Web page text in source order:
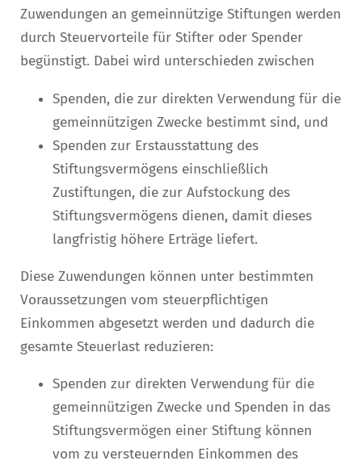
Zuwendungen an gemeinnützige Stiftungen werden
durch Steuervorteile für Stifter oder Spender
begünstigt. Dabei wird unterschieden zwischen
Spenden, die zur direkten Verwendung für die
gemeinnützigen Zwecke bestimmt sind, und
Spenden zur Erstausstattung des
Stiftungsvermögens einschließlich
Zustiftungen, die zur Aufstockung des
Stiftungsvermögens dienen, damit dieses
langfristig höhere Erträge liefert.
Diese Zuwendungen können unter bestimmten
Voraussetzungen vom steuerpflichtigen
Einkommen abgesetzt werden und dadurch die
gesamte Steuerlast reduzieren:
Spenden zur direkten Verwendung für die
gemeinnützigen Zwecke und Spenden in das
Stiftungsvermögen einer Stiftung können
vom zu versteuernden Einkommen des